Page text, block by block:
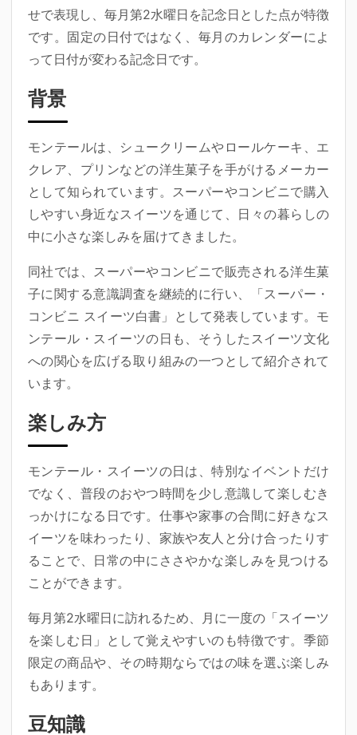
せで表現し、毎月第2水曜日を記念日とした点が特徴
です。固定の日付ではなく、毎月のカレンダーによ
って日付が変わる記念日です。
背景
モンテールは、シュークリームやロールケーキ、エ
クレア、プリンなどの洋生菓子を手がけるメーカー
として知られています。スーパーやコンビニで購入
しやすい身近なスイーツを通じて、日々の暮らしの
中に小さな楽しみを届けてきました。
同社では、スーパーやコンビニで販売される洋生菓
子に関する意識調査を継続的に行い、「スーパー・
コンビニ スイーツ白書」として発表しています。モ
ンテール・スイーツの日も、そうしたスイーツ文化
への関心を広げる取り組みの一つとして紹介されて
います。
楽しみ方
モンテール・スイーツの日は、特別なイベントだけ
でなく、普段のおやつ時間を少し意識して楽しむき
っかけになる日です。仕事や家事の合間に好きなス
イーツを味わったり、家族や友人と分け合ったりす
ることで、日常の中にささやかな楽しみを見つける
ことができます。
毎月第2水曜日に訪れるため、月に一度の「スイーツ
を楽しむ日」として覚えやすいのも特徴です。季節
限定の商品や、その時期ならではの味を選ぶ楽しみ
もあります。
豆知識